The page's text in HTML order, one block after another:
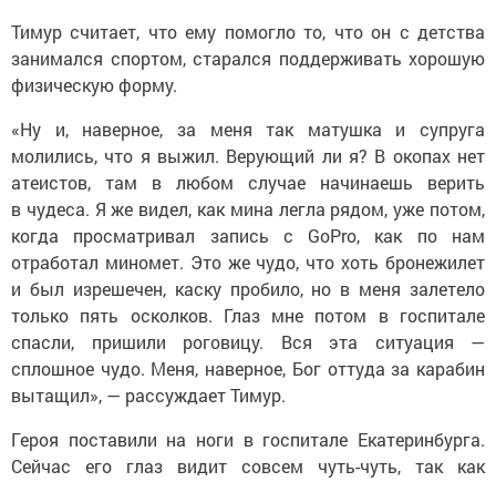
Тимур считает, что ему помогло то, что он с детства
занимался спортом, старался поддерживать хорошую
физическую форму.
«Ну и, наверное, за меня так матушка и супруга
молились, что я выжил. Верующий ли я? В окопах нет
атеистов, там в любом случае начинаешь верить
в чудеса. Я же видел, как мина легла рядом, уже потом,
когда просматривал запись с GoPro, как по нам
отработал миномет. Это же чудо, что хоть бронежилет
и был изрешечен, каску пробило, но в меня залетело
только пять осколков. Глаз мне потом в госпитале
спасли, пришили роговицу. Вся эта ситуация —
сплошное чудо. Меня, наверное, Бог оттуда за карабин
вытащил», — рассуждает Тимур.
Героя поставили на ноги в госпитале Екатеринбурга.
Сейчас его глаз видит совсем чуть-чуть, так как